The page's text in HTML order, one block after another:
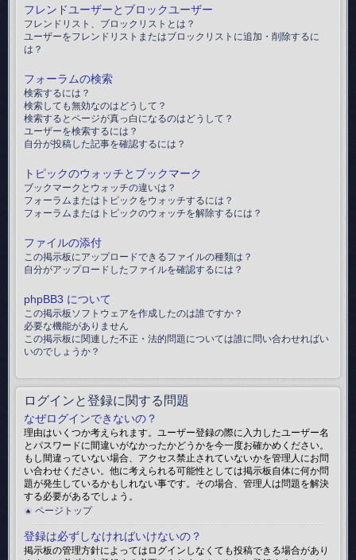
フレンドユーザーとブロックユーザー
フレンドリスト、ブロックリストとは？
ユーザーをフレンドリストまたはブロックリストに追加・削除するに
は？
フォーラムの検索
検索するには？
検索しても無効なのはどうして？
検索するとページが真っ白になるのはどうして？
ユーザーを検索するには？
自分が投稿した記事を確認するには？
トピックのウォッチとブックマーク
ブックマークとウォッチの違いは？
フォーラムまたはトピックをウォッチするには？
フォーラムまたはトピックのウォッチを解除するには？
ファイルの添付
この掲示板にアップロードできるファイルの種類は？
自分がアップロードしたファイルを確認するには？
phpBB3 について
この掲示板ソフトウェアを作成したのは誰ですか？
必要な機能がありません
この掲示板に関連した不正・法的問題については誰に問い合わせればい
いのでしょうか？
ログインと登録に関する問題
なぜログインできないの？
理由はいくつか考えられます。ユーザー登録の際に入力したユーザー名
とパスワードに間違いがなかったかどうかを今一度お確かめください。
もし間違っていない場合、アクセス禁止されていないかを管理人にお問
い合わせください。他に考えられる可能性としては掲示板自体に何か問
題が発生しているかもしれない事です。その場合、管理人は問題を解決
する必要があるでしょう。
ページトップ
登録は必ずしなければいけないの？
掲示板の管理方針によってはログインしなくても投稿できる場合があり